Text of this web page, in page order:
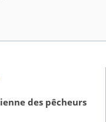
des pêcheurs